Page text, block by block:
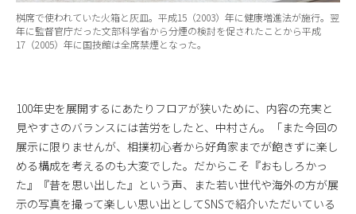
桝席で使われていた火箱と灰皿。平成15（2003）年に健康増進法が施行。翌
年に監督官庁だった文部科学省から分煙の検討を促されたことから平成
17（2005）年に国技館は全席禁煙となった。
100年史を展開するにあたりフロアが狭いために、内容の充実と
見やすさのバランスには苦労をしたと、中村さん。「また今回の
展示に限りませんが、相撲初心者から好角家までが飽きずに楽し
める構成を考えるのも大変でした。だからこそ『おもしろかっ
た』『昔を思い出した』という声、また若い世代や海外の方が展
示の写真を撮って楽しい思い出としてSNSで紹介いただいている